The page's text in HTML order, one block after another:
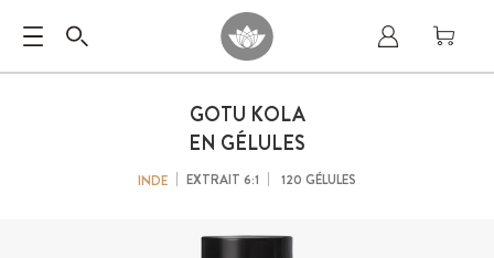
GOTU KOLA
EN GÉLULES
INDE EXTRAIT 6:1 120 GÉLULES